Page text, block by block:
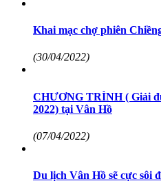
Khai mạc chợ phiên
(30/04/2022)
CHƯƠNG TRÌNH ( Giải
2022) tại Vân Hồ
(07/04/2022)
Du lịch Vân Hồ sẽ cực sôi